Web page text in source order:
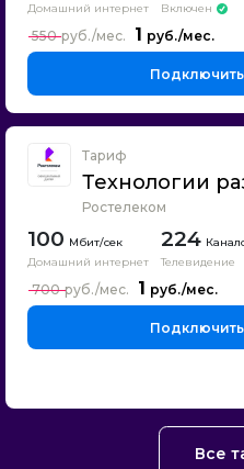
Домашний интернет
Включен
1
550
Подключить
Тариф
Технологии
Ростелеком
100
Домашний интернет
224
Телевидение
1
700
Подключить
Все